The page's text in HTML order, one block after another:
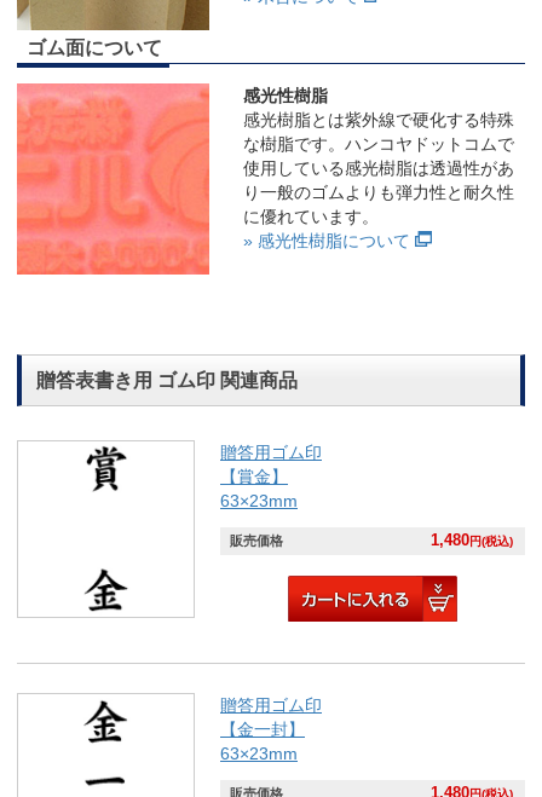
ゴム面について
感光性樹脂
感光樹脂とは紫外線で硬化する特殊
な樹脂です。ハンコヤドットコムで
使用している感光樹脂は透過性があ
り一般のゴムよりも弾力性と耐久性
に優れています。
» 感光性樹脂について
贈答表書き用 ゴム印 関連商品
贈答用ゴム印
【賞金】
63×23mm
販売価格 1,480円(税込)
贈答用ゴム印
【金一封】
63×23mm
販売価格 1,480円(税込)